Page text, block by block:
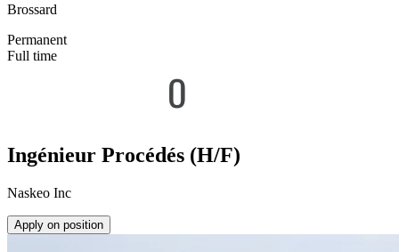
Brossard
Permanent
Full time
Ingénieur Procédés (H/F)
Naskeo Inc
Apply on position